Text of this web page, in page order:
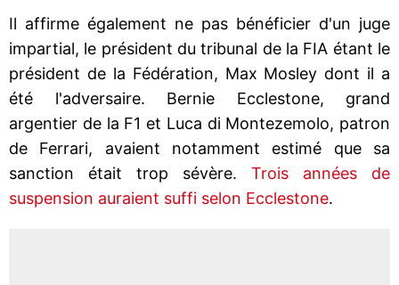
Il affirme également ne pas bénéficier d'un juge
impartial, le président du tribunal de la FIA étant le
président de la Fédération, Max Mosley dont il a
été l'adversaire. Bernie Ecclestone, grand
argentier de la F1 et Luca di Montezemolo, patron
de Ferrari, avaient notamment estimé que sa
sanction était trop sévère. Trois années de
suspension auraient suffi selon Ecclestone.